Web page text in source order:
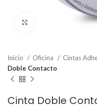
Clic para ampliar
Inicio Oficina
Cintas
Doble Contacto
Cinta Doble